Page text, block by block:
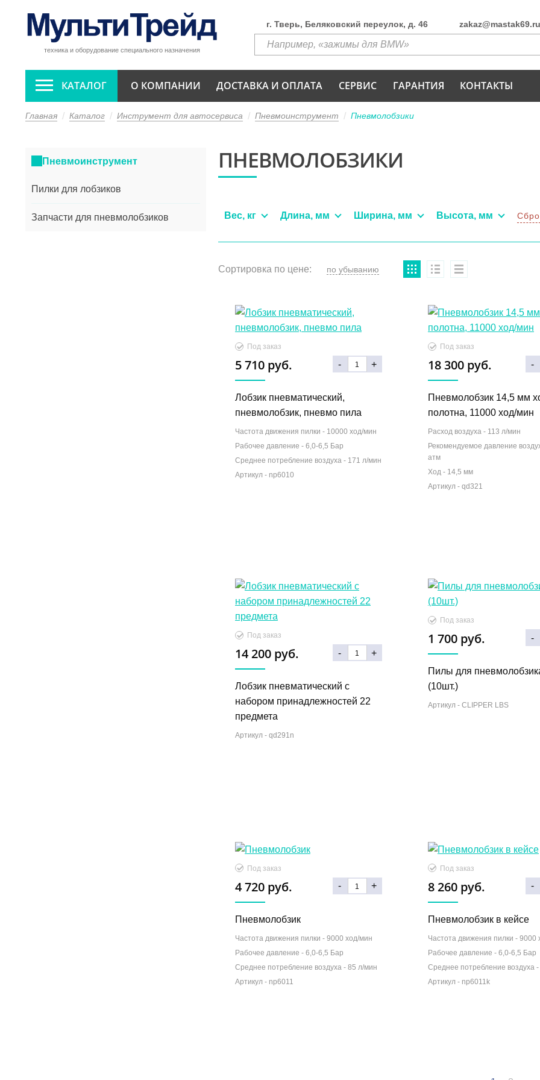
техника и оборудование специального назначения
г. Тверь, Беляковский переулок, д. 46
КАТАЛОГ О КОМПАНИИ ДОСТАВКА И ОПЛАТА СЕРВИС ГАРАНТИЯ КОНТАКТЫ
Главная Каталог Инструмент для автосервиса Пневмоинструмент Пневмолобзики
Пневмоинструмент
Пилки для лобзиков
Запчасти для пневмолобзиков
ПНЕВМОЛОБЗИКИ
Вес, кг Длина, мм Ширина, мм Высота, мм
Сортировка по цене:
Под заказ
5 710 руб. - +
Лобзик пневматический,
пневмолобзик, пневмо пила
Частота движения пилки - 10000 ход/мин
Рабочее давление - 6,0-6,5 Бар
Среднее потребление воздуха - 171 л/мин
Артикул - np6010
Под заказ
18 300 руб. -
Пневмолобзик 14,5 мм
полотна, 11000 ход/мин
Расход воздуха - 113 л/мин
Рекомендуемое давление
атм
Ход - 14,5 мм
Артикул - qd321
Под заказ
14 200 руб. - +
Лобзик пневматический с
набором принадлежностей 22
предмета
Артикул - qd291n
Под заказ
1 700 руб. -
Пилы для
(10шт.)
Артикул - CLIPPER LBS
Под заказ
4 720 руб. - +
Пневмолобзик
Частота движения пилки - 9000 ход/мин
Рабочее давление - 6,0-6,5 Бар
Среднее потребление воздуха - 85 л/мин
Артикул - np6011
Под заказ
8 260 руб. -
Пневмолобзик в кейсе
Частота движения пилки - 9000
Рабочее давление - 6,0-6,5 Бар
Среднее потребление воздуха -
Артикул - np6011k